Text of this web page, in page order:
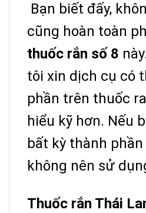
Bạn biết đấy,
cũng hoàn toàn
thuốc rắn số 8
tôi xin dịch cụ có
phần trên thuốc
hiểu kỹ hơn. Nếu
bất kỳ thành
không nên sử
Thuốc rắn Thái